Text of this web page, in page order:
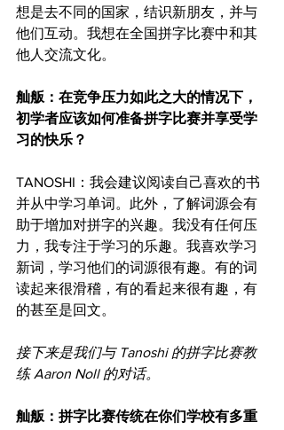
想是去不同的国家，结识新朋友，并与
他们互动。我想在全国拼字比赛中和其
他人交流文化。
舢舨：在竞争压力如此之大的情况下，
初学者应该如何准备拼字比赛并享受学
习的快乐？
TANOSHI：我会建议阅读自己喜欢的书
并从中学习单词。此外，了解词源会有
助于增加对拼字的兴趣。我没有任何压
力，我专注于学习的乐趣。我喜欢学习
新词，学习他们的词源很有趣。有的词
读起来很滑稽，有的看起来很有趣，有
的甚至是回文。
接下来是我们与 Tanoshi 的拼字比赛教
练 Aaron Noll 的对话。
舢舨：拼字比赛传统在你们学校有多重